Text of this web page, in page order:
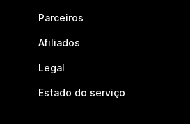
Parceiros
Afiliados
Legal
Estado do serviço